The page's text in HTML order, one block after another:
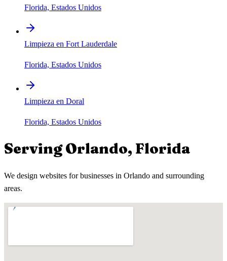
Florida, Estados Unidos
Limpieza en Fort Lauderdale
Florida, Estados Unidos
Limpieza en Doral
Florida, Estados Unidos
ServingOrlando, Florida
We design websites for businesses in Orlando and surrounding
areas.